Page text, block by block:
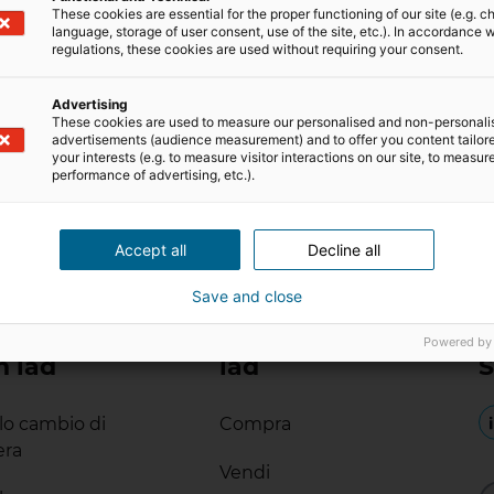
Come gestire venditori emotivamente legati
alla casa che vogliono vendere
alla casa che vogliono vendere? La domanda
non è banale come può sembrare: è una
situazione molto più frequente di quanto si
pensi. Immettere un immobile sul mercato
emotiva del proprietario. Dietro ci sono
aspettative, ansie e […]
iad
cambio di
iad
Compra
Vendi
These cookies are essential for the proper functioning of our site (e.g.
language, storage of user consent, use of the site, etc.). In accordance
regulations, these cookies are used without requiring your consent.
Advertising
These cookies are used to measure our personalised and non-
advertisements (audience measurement) and to offer you content
your interests (e.g. to measure visitor interactions on our site, to
performance of advertising, etc.).
Accept all Decline all
Save and close
Powered by